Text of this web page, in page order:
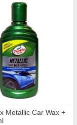
Metallic Car Wax +